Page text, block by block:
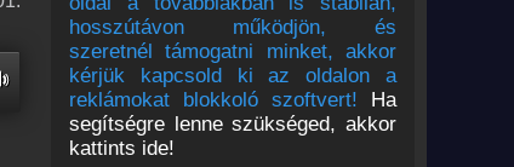
hosszútávon működjön, és
szeretnél támogatni minket, akkor
kérjük kapcsold ki az oldalon a
reklámokat blokkoló szoftvert! Ha
segítségre lenne szükséged, akkor
kattints ide!